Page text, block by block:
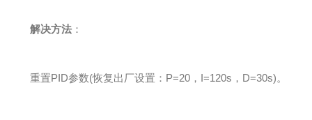
解决方法 ：
重置PID参数(恢复出厂设置：P=20，I=120s，D=30s)。